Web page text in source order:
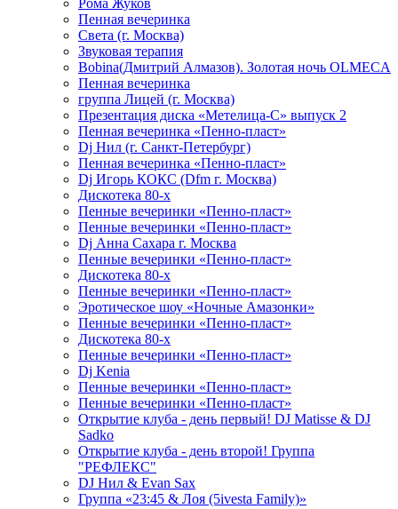
Рома Жуков
Пенная вечеринка
Света (г. Москва)
Звуковая терапия
Bobina(Дмитрий Алмазов). Золотая ночь OLMECA
Пенная вечеринка
группа Лицей (г. Москва)
Презентация диска «Метелица-С» выпуск 2
Пенная вечеринка «Пенно-пласт»
Dj Нил (г. Санкт-Петербург)
Пенная вечеринка «Пенно-пласт»
Dj Игорь КОКС (Dfm г. Москва)
Дискотека 80-х
Пенные вечеринки «Пенно-пласт»
Пенные вечеринки «Пенно-пласт»
Dj Анна Сахара г. Москва
Пенные вечеринки «Пенно-пласт»
Дискотека 80-х
Пенные вечеринки «Пенно-пласт»
Эротическое шоу «Ночные Амазонки»
Пенные вечеринки «Пенно-пласт»
Дискотека 80-х
Пенные вечеринки «Пенно-пласт»
Dj Kenia
Пенные вечеринки «Пенно-пласт»
Пенные вечеринки «Пенно-пласт»
Открытие клуба - день первый! DJ Matisse & DJ
Sadko
Открытие клуба - день второй! Группа
"РЕФЛЕКС"
DJ Нил & Evan Sax
Группа «23:45 & Лоя (5ivesta Family)»